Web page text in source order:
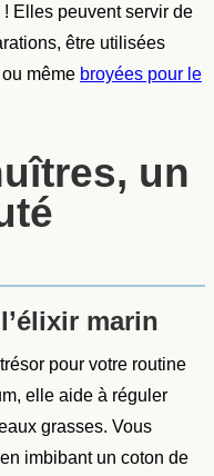
Elles peuvent servir de
être utilisées
même broyées pour le
un
marin
pour votre routine
elle aide à réguler
grasses. Vous
imbibant un coton de